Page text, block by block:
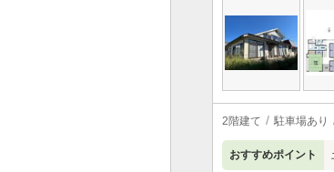
2階建て 駐車場あり
おすすめポイント